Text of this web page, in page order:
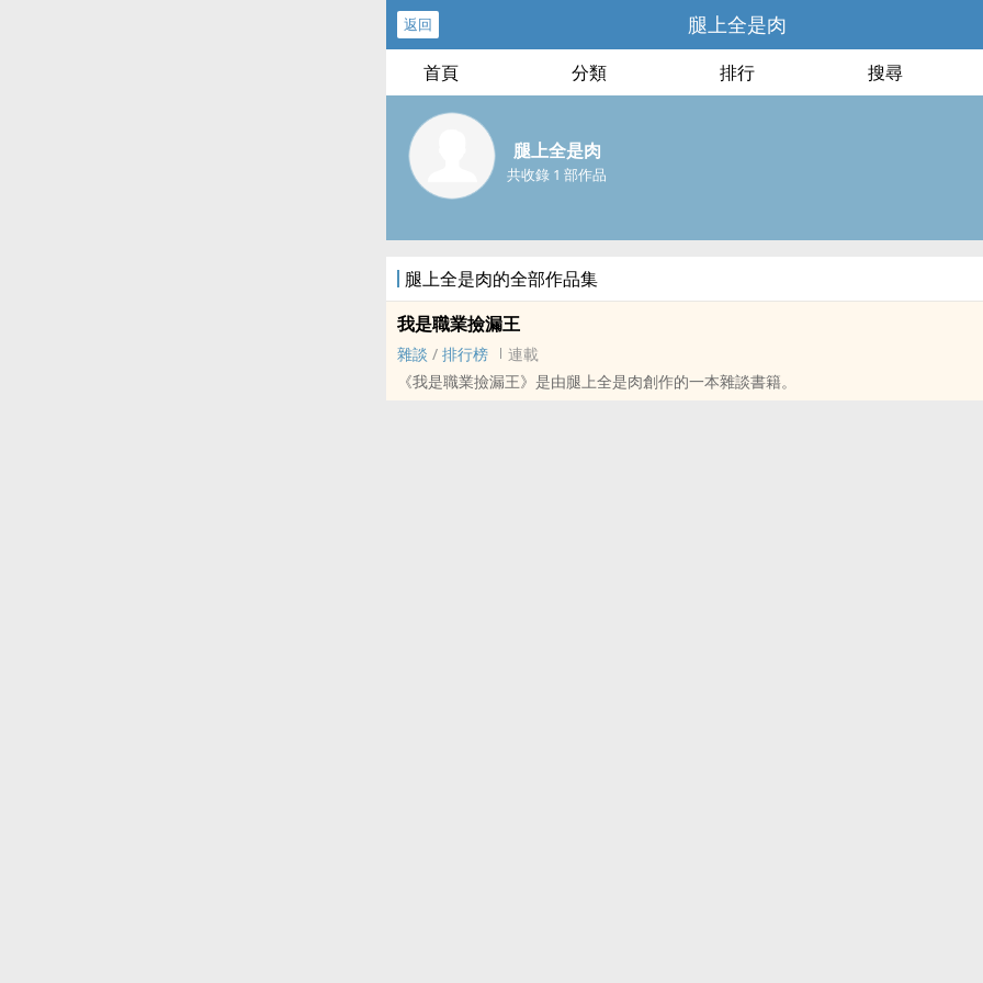
返回 腿上全是肉
首頁 分類 排行 搜尋
腿上全是肉
共收錄 1 部作品
腿上全是肉的全部作品集
我是職業撿漏王
雜談 / 排行榜
連載
《我是職業撿漏王》是由腿上全是肉創作的一本雜談書籍。